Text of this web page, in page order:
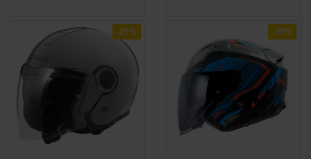
-25% -30%